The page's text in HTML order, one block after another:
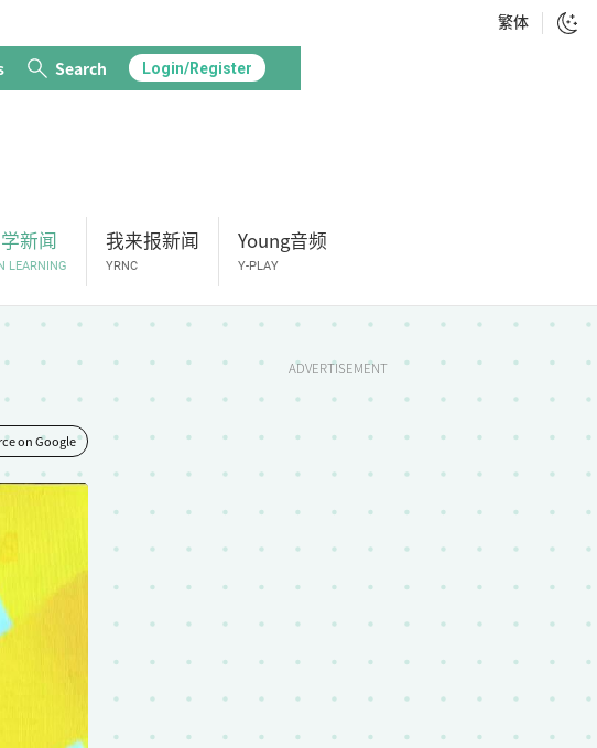
繁体
Search Login/Register
新闻
LEARNING
我来报新闻
YRNC
Young音频
Y-PLAY
on Google
ADVERTISEMENT